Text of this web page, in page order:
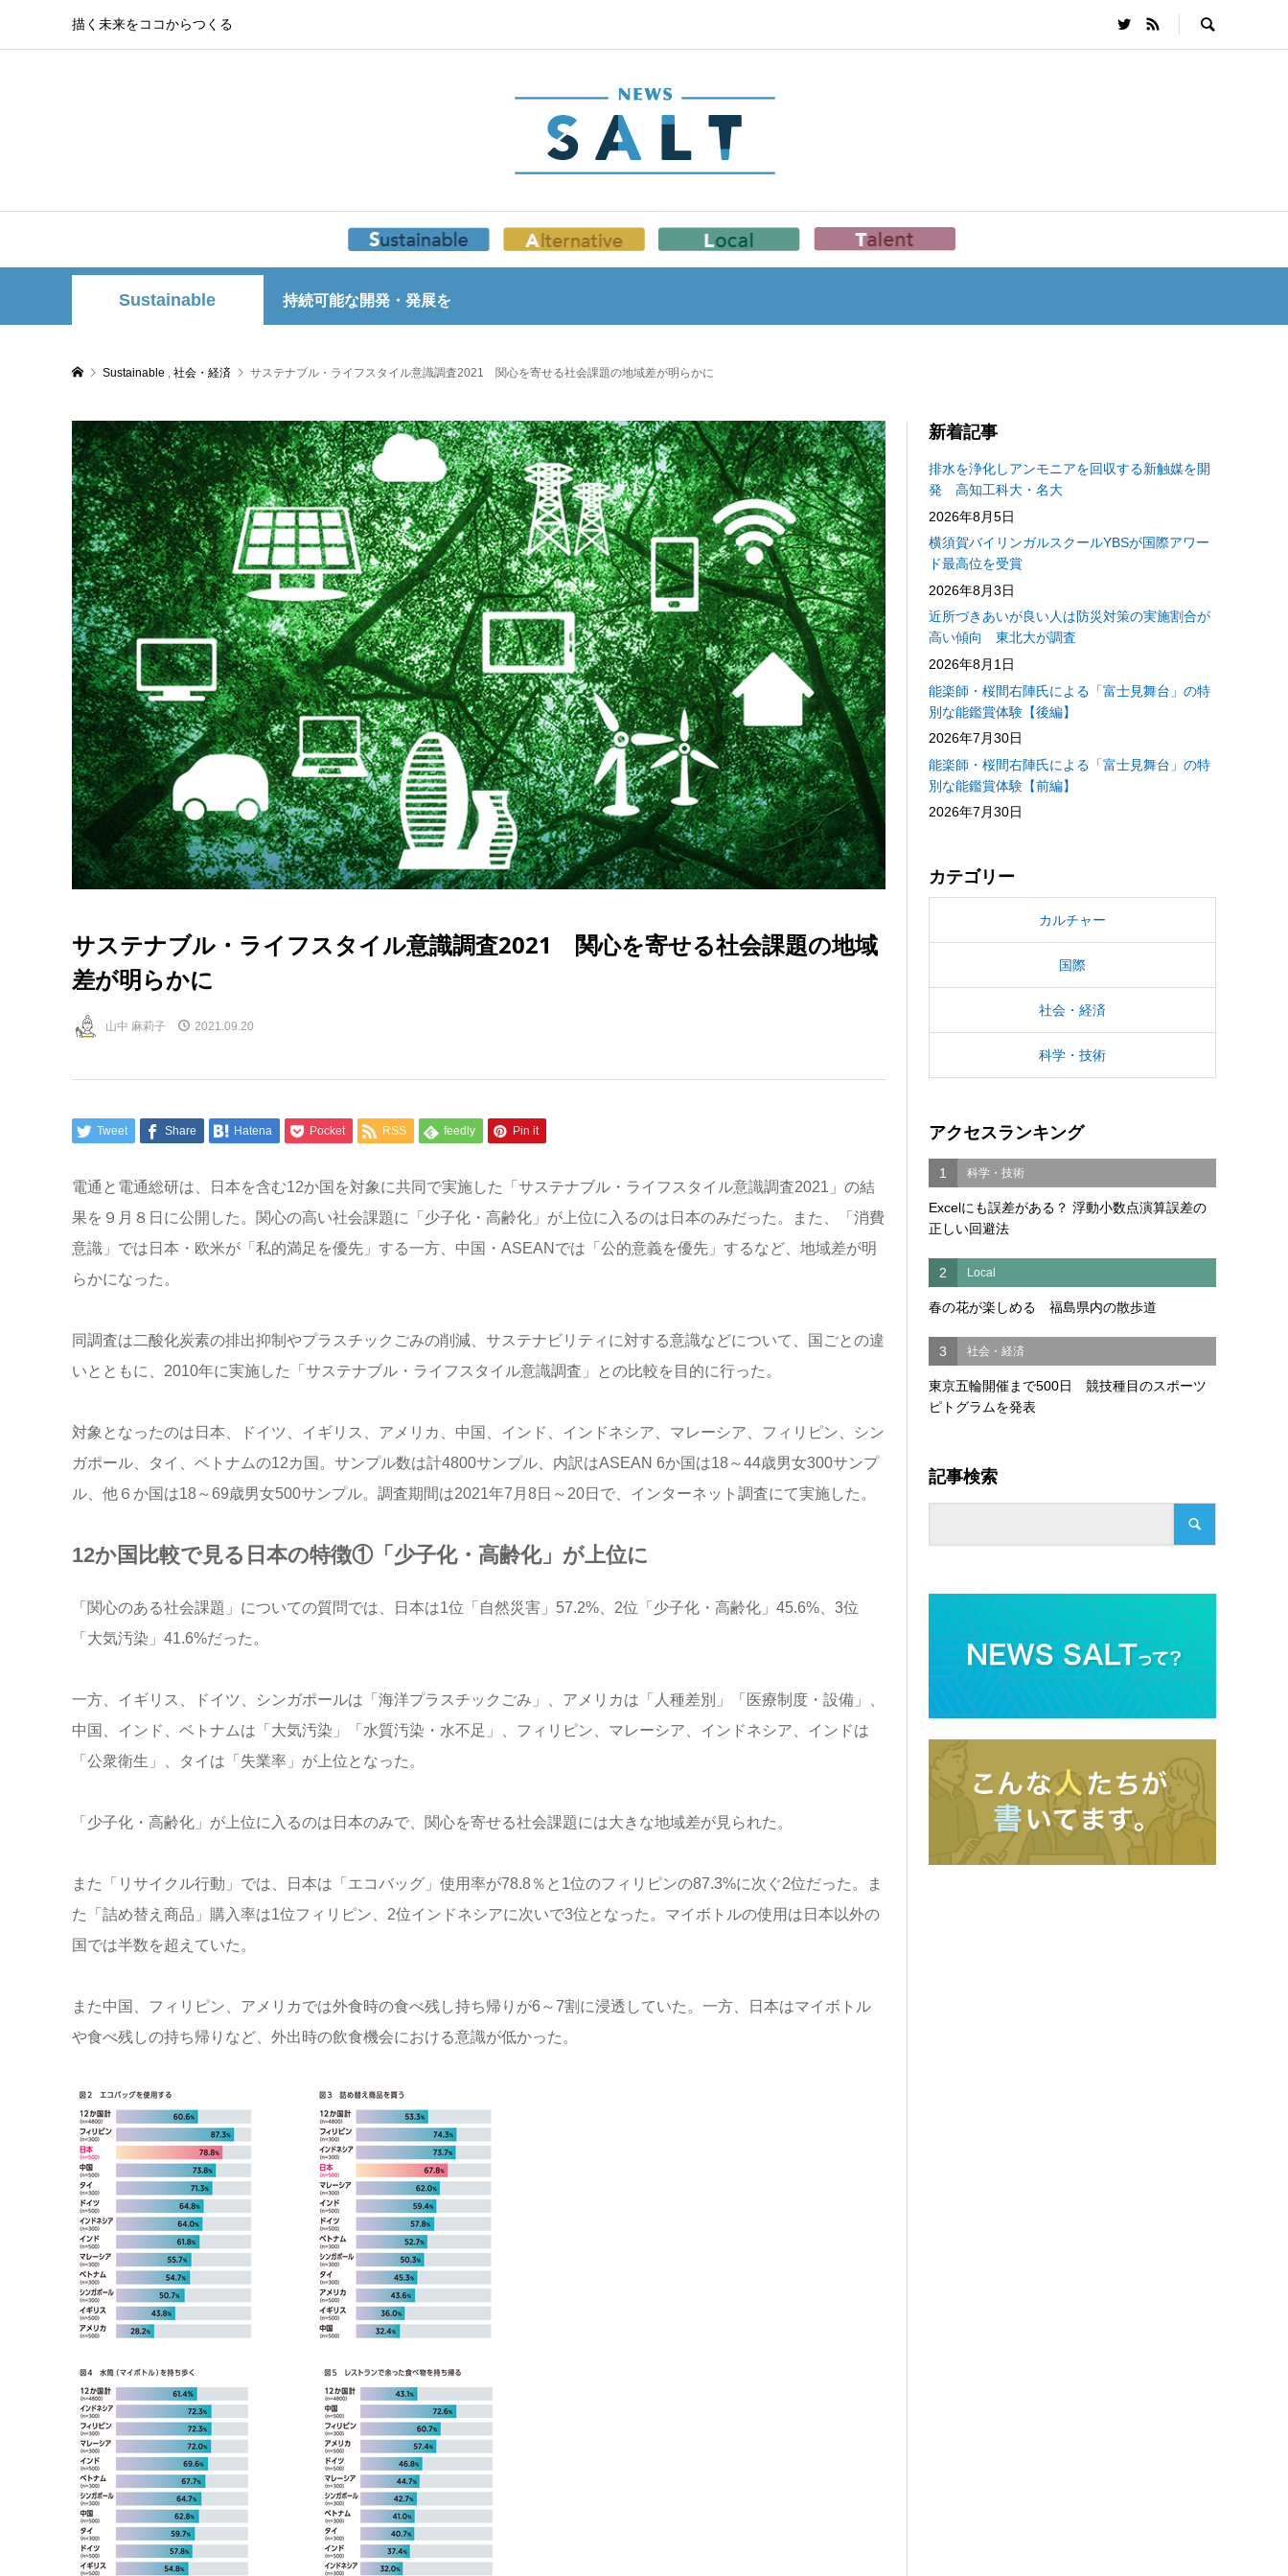
描く未来をココからつくる
Sustainable 持続可能な開発・発展を
Sustainable , 社会・経済 サステナブル・ライフスタイル意識調査2021 関心を寄せる社会課題の地域差が明らかに
サステナブル・ライフスタイル意識調査2021 関心を寄せる社会課題の地域
差が明らかに
山中 麻莉子 2021.09.20
Tweet Share Hatena Pocket RSS feedly Pin it
電通と電通総研は、日本を含む12か国を対象に共同で実施した「サステナブル・ライフスタイル意識調査2021」の結
果を９月８日に公開した。関心の高い社会課題に「少子化・高齢化」が上位に入るのは日本のみだった。また、「消費
意識」では日本・欧米が「私的満足を優先」する一方、中国・ASEANでは「公的意義を優先」するなど、地域差が明
らかになった。
同調査は二酸化炭素の排出抑制やプラスチックごみの削減、サステナビリティに対する意識などについて、国ごとの違
いとともに、2010年に実施した「サステナブル・ライフスタイル意識調査」との比較を目的に行った。
対象となったのは日本、ドイツ、イギリス、アメリカ、中国、インド、インドネシア、マレーシア、フィリピン、シン
ガポール、タイ、ベトナムの12カ国。サンプル数は計4800サンプル、内訳はASEAN 6か国は18～44歳男女300サンプ
ル、他６か国は18～69歳男女500サンプル。調査期間は2021年7月8日～20日で、インターネット調査にて実施した。
12か国比較で見る日本の特徴①「少子化・高齢化」が上位に
「関心のある社会課題」についての質問では、日本は1位「自然災害」57.2%、2位「少子化・高齢化」45.6%、3位
「大気汚染」41.6%だった。
一方、イギリス、ドイツ、シンガポールは「海洋プラスチックごみ」、アメリカは「人種差別」「医療制度・設備」、
中国、インド、ベトナムは「大気汚染」「水質汚染・水不足」、フィリピン、マレーシア、インドネシア、インドは
「公衆衛生」、タイは「失業率」が上位となった。
「少子化・高齢化」が上位に入るのは日本のみで、関心を寄せる社会課題には大きな地域差が見られた。
また「リサイクル行動」では、日本は「エコバッグ」使用率が78.8％と1位のフィリピンの87.3%に次ぐ2位だった。ま
た「詰め替え商品」購入率は1位フィリピン、2位インドネシアに次いで3位となった。マイボトルの使用は日本以外の
国では半数を超えていた。
また中国、フィリピン、アメリカでは外食時の食べ残し持ち帰りが6～7割に浸透していた。一方、日本はマイボトル
や食べ残しの持ち帰りなど、外出時の飲食機会における意識が低かった。
新着記事
排水を浄化しアンモニアを回収する新触媒を開
発 高知工科大・名大
2026年8月5日
横須賀バイリンガルスクールYBSが国際アワー
ド最高位を受賞
2026年8月3日
近所づきあいが良い人は防災対策の実施割合が
高い傾向 東北大が調査
2026年8月1日
能楽師・桜間右陣氏による「富士見舞台」の特
別な能鑑賞体験【後編】
2026年7月30日
能楽師・桜間右陣氏による「富士見舞台」の特
別な能鑑賞体験【前編】
2026年7月30日
カテゴリー
カルチャー
国際
社会・経済
科学・技術
アクセスランキング
1 科学・技術
Excelにも誤差がある？ 浮動小数点演算誤差の
正しい回避法
2 Local
春の花が楽しめる 福島県内の散歩道
3 社会・経済
東京五輪開催まで500日 競技種目のスポーツ
ピトグラムを発表
記事検索